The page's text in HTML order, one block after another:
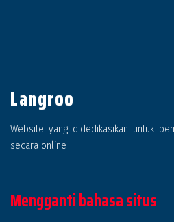
Langroo
Website yang didedikasikan untuk
secara online
Mengganti bahasa situs